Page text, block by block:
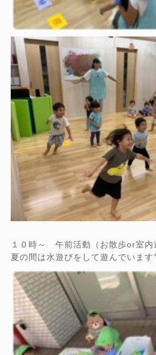
１０時～ 午前活動（お散歩or室内
夏の間は水遊びをして遊んでいます